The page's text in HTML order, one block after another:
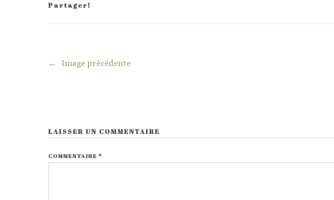
Partager!
← Image précédente
LAISSER UN COMMENTAIRE
COMMENTAIRE*